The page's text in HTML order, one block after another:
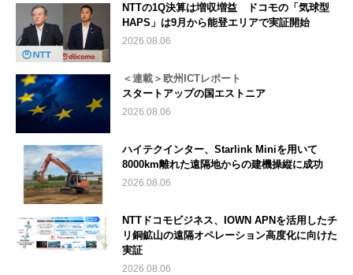
NTTの1Q決算は増収増益 ドコモの「気球型
HAPS」は9月から能登エリアで実証開始
2026.08.06
＜連載＞欧州ICTレポート
スタートアップの国エストニア
2026.08.06
ハイテクインター、Starlink Miniを用いて
8000km離れた遠隔地からの建機操縦に成功
2026.08.06
NTTドコモビジネス、IOWN APNを活用したチ
リ銅鉱山の遠隔オペレーション高度化に向けた
実証
2026.08.06